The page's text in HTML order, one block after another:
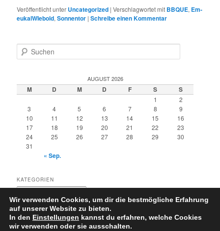
Veröffentlicht unter Uncategorized |Verschlagwortet mit BBQUE, Em-
eukalWIebold,Sonnentor |Schreibe einen Kommentar
u
e
n
AUGUST 2026
M D M D F S S
1
2
3
4 5 6 7 8
9
10
11 12 13 14 15
16
17
18 19 20 21 22
23
24
25 26 27 28 29
30
31
« Sep.
KATEGORIEN
Kategorien
Datenschutzerklärung Stolz präsentiert von WordPress
Wir verwenden Cookies, um dir die bestmögliche Erfahrung
auf unserer Website zu bieten.
In den Einstellungen kannst du erfahren, welche Cookies
wir verwenden oder sie ausschalten.